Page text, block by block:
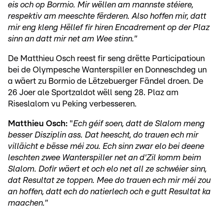
eis och op Bormio. Mir wëllen am mannste stéiere,
respektiv am meeschte fërderen. Also hoffen mir, datt
mir eng kleng Hëllef fir hiren Encadrement op der Plaz
sinn an datt mir net am Wee stinn."
De Matthieu Osch reest fir seng drëtte Participatioun
bei de Olympesche Wanterspiller en Donneschdeg un
a wäert zu Bormio de Lëtzebuerger Fändel droen. De
26 Joer ale Sportzaldot wëll seng 28. Plaz am
Riseslalom vu Peking verbesseren.
Matthieu Osch: "Ech géif soen, datt de Slalom meng
besser Disziplin ass. Dat heescht, do trauen ech mir
villäicht e bësse méi zou. Ech sinn zwar elo bei deene
leschten zwee Wanterspiller net an d'Zil komm beim
Slalom. Dofir wäert et och elo net all ze schwéier sinn,
dat Resultat ze toppen. Mee do trauen ech mir méi zou
an hoffen, datt ech do natierlech och e gutt Resultat ka
maachen."